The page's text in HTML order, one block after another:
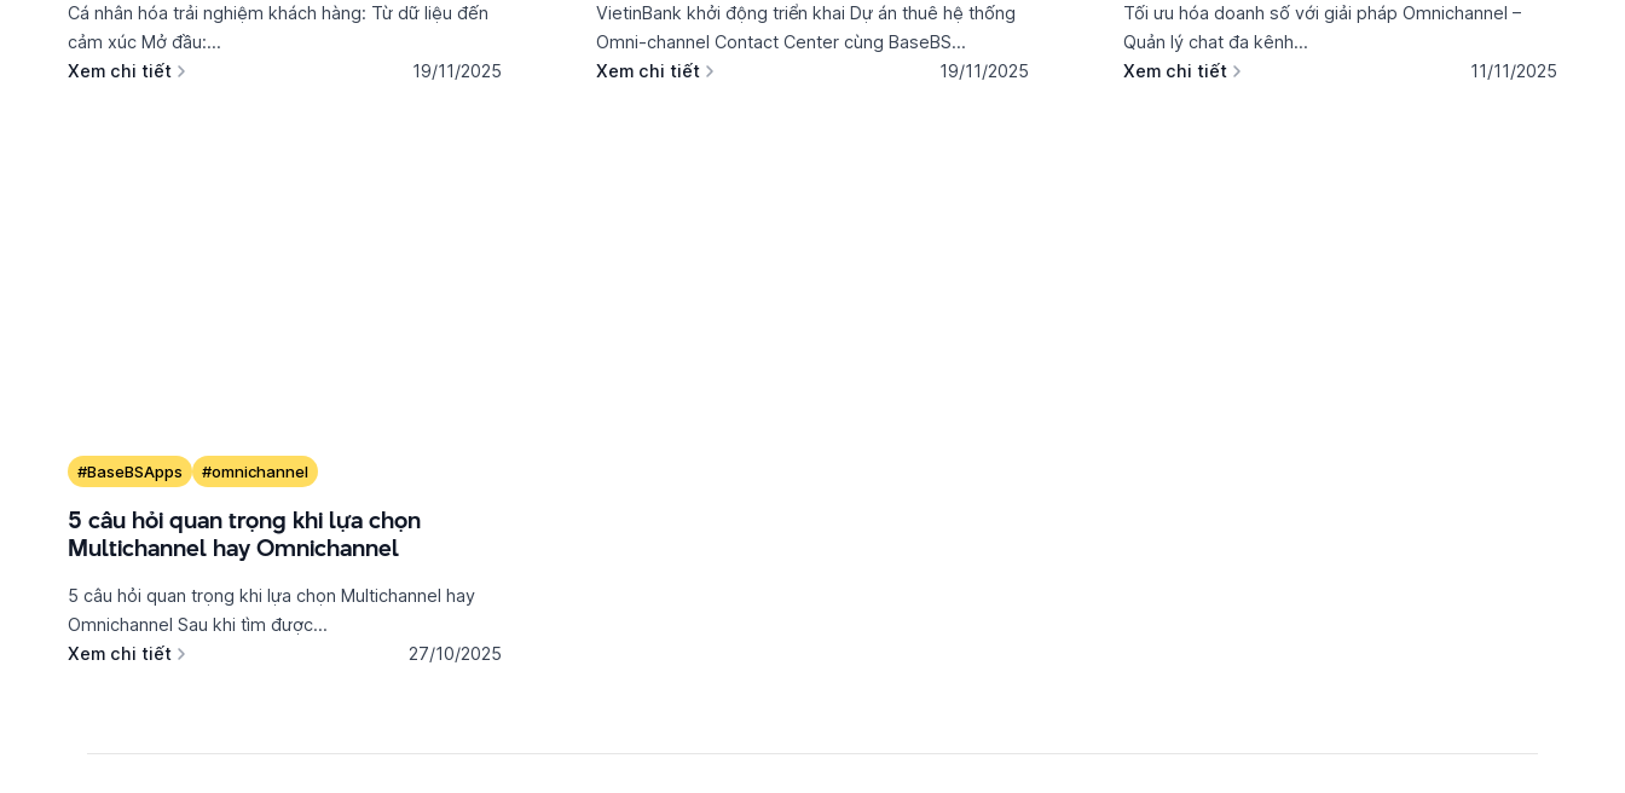
Cá nhân hóa trải nghiệm khách hàng: Từ dữ liệu đến
cảm xúc Mở đầu:...
Xem chi tiết
19/11/2025
VietinBank khởi động triển khai Dự án thuê hệ thống
Omni-channel Contact Center cùng BaseBS...
Xem chi tiết
19/11/2025
Tối ưu hóa doanh số với giải pháp Omnichannel –
Quản lý chat đa kênh...
Xem chi tiết
11/11/2025
#BaseBSApps #omnichannel
5 câu hỏi quan trọng khi lựa chọn
Multichannel hay Omnichannel
5 câu hỏi quan trọng khi lựa chọn Multichannel hay
Omnichannel Sau khi tìm được...
Xem chi tiết
27/10/2025